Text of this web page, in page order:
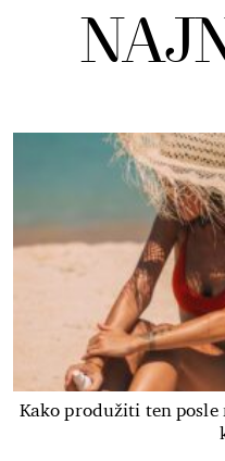
Kako produžiti ten posle